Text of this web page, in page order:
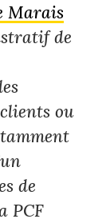
Marais
de
ou
de
PCF